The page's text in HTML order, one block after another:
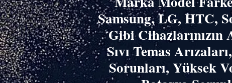
Samsung, LG, HTC,
Gibi Cihazlarınızın
Sıvı Temas
Sorunları, Yüksek